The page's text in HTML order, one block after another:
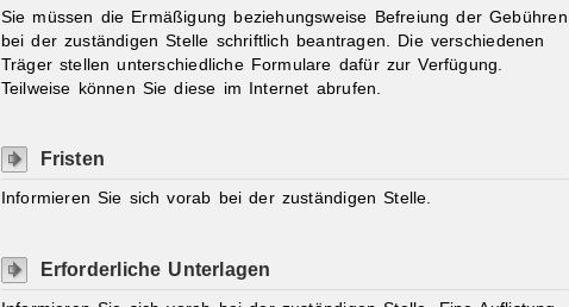
Sie müssen die Ermäßigung beziehungsweise Befreiung der Gebühren
bei der zuständigen Stelle schriftlich beantragen. Die verschiedenen
Träger stellen unterschiedliche Formulare dafür zur Verfügung.
Teilweise können Sie diese im Internet abrufen.
Fristen
Informieren Sie sich vorab bei der zuständigen Stelle.
Erforderliche Unterlagen